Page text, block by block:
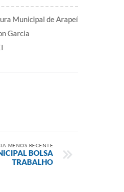
Municipal de Arapeí
Garcia
MENOS RECENTE
BOLSA
TRABALHO